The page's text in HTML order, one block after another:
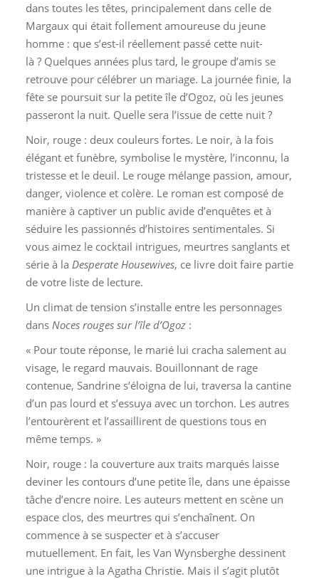
dans toutes les têtes, principalement dans celle de
Margaux qui était follement amoureuse du jeune
homme : que s’est-il réellement passé cette nuit-
là ? Quelques années plus tard, le groupe d’amis se
retrouve pour célébrer un mariage. La journée finie, la
fête se poursuit sur la petite île d’Ogoz, où les jeunes
passeront la nuit. Quelle sera l’issue de cette nuit ?
Noir, rouge : deux couleurs fortes. Le noir, à la fois
élégant et funèbre, symbolise le mystère, l’inconnu, la
tristesse et le deuil. Le rouge mélange passion, amour,
danger, violence et colère. Le roman est composé de
manière à captiver un public avide d’enquêtes et à
séduire les passionnés d’histoires sentimentales. Si
vous aimez le cocktail intrigues, meurtres sanglants et
série à la Desperate Housewives, ce livre doit faire partie
de votre liste de lecture.
Un climat de tension s’installe entre les personnages
dans Noces rouges sur l’île d’Ogoz :
« Pour toute réponse, le marié lui cracha salement au
visage, le regard mauvais. Bouillonnant de rage
contenue, Sandrine s’éloigna de lui, traversa la cantine
d’un pas lourd et s’essuya avec un torchon. Les autres
l’entourèrent et l’assaillirent de questions tous en
même temps. »
Noir, rouge : la couverture aux traits marqués laisse
deviner les contours d’une petite île, dans une épaisse
tâche d’encre noire. Les auteurs mettent en scène un
espace clos, des meurtres qui s’enchaînent. On
commence à se suspecter et à s’accuser
mutuellement. En fait, les Van Wynsberghe dessinent
une intrigue à la Agatha Christie. Mais il s’agit plutôt